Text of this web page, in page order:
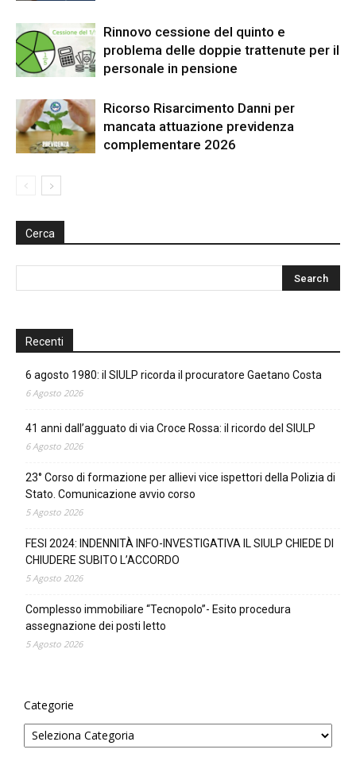
Rinnovo cessione del quinto e
problema delle doppie trattenute per il
personale in pensione
Ricorso Risarcimento Danni per
mancata attuazione previdenza
complementare 2026
Cerca
Recenti
6 agosto 1980: il SIULP ricorda il procuratore Gaetano Costa
6 Agosto 2026
41 anni dall’agguato di via Croce Rossa: il ricordo del SIULP
6 Agosto 2026
23° Corso di formazione per allievi vice ispettori della Polizia di
Stato. Comunicazione avvio corso
5 Agosto 2026
FESI 2024: INDENNITÀ INFO-INVESTIGATIVA IL SIULP CHIEDE DI
CHIUDERE SUBITO L’ACCORDO
5 Agosto 2026
Complesso immobiliare “Tecnopolo”- Esito procedura
assegnazione dei posti letto
5 Agosto 2026
Categorie